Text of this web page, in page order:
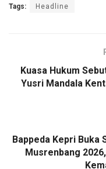
Tags: Headline
Kuasa Hukum
Yusri Mandala
Bappeda Kepri Buka
Musrenbang